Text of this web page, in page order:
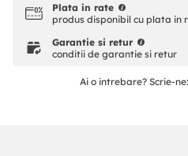
Plata in rate
produs disponibil cu plata in
Garantie si retur
conditii de garantie si retur
Ai o intrebare? Scrie-ne: